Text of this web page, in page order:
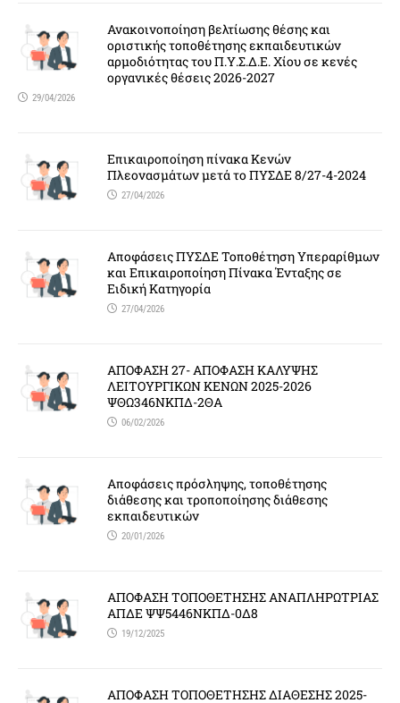
Ανακοινοποίηση βελτίωσης θέσης και
οριστικής τοποθέτησης εκπαιδευτικών
αρμοδιότητας του Π.Υ.Σ.Δ.Ε. Χίου σε κενές
οργανικές θέσεις 2026-2027
29/04/2026
Επικαιροποίηση πίνακα Κενών
Πλεονασμάτων μετά το ΠΥΣΔΕ 8/27-4-2024
27/04/2026
Αποφάσεις ΠΥΣΔΕ Τοποθέτηση Υπεραρίθμων
και Επικαιροποίηση Πίνακα Ένταξης σε
Ειδική Κατηγορία
27/04/2026
ΑΠΟΦΑΣΗ 27- ΑΠΟΦΑΣΗ ΚΑΛΥΨΗΣ
ΛΕΙΤΟΥΡΓΙΚΩΝ ΚΕΝΩΝ 2025-2026
ΨΘΩ346ΝΚΠΔ-2ΘΑ
06/02/2026
Αποφάσεις πρόσληψης, τοποθέτησης
διάθεσης και τροποποίησης διάθεσης
εκπαιδευτικών
20/01/2026
ΑΠΟΦΑΣΗ ΤΟΠΟΘΕΤΗΣΗΣ ΑΝΑΠΛΗΡΩΤΡΙΑΣ
ΑΠΔΕ ΨΨ5446ΝΚΠΔ-0Δ8
19/12/2025
ΑΠΟΦΑΣΗ ΤΟΠΟΘΕΤΗΣΗΣ ΔΙΑΘΕΣΗΣ 2025-